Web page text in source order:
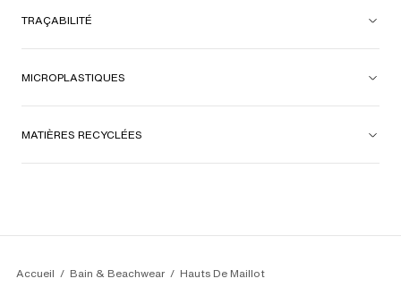
TRAÇABILITÉ
MICROPLASTIQUES
MATIÈRES RECYCLÉES
Accueil Bain & Beachwear Hauts De Maillot